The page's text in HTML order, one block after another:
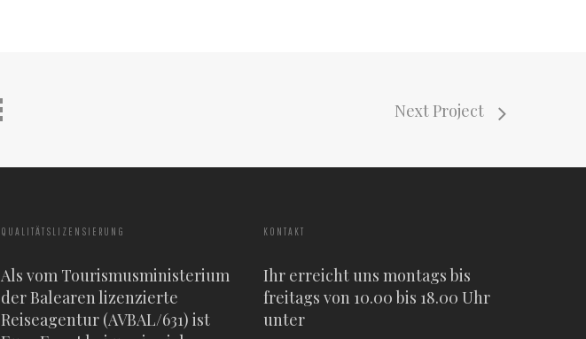
Next Project
QUALITÄTSLIZENSIERUNG
Als vom Tourismusministerium
der Balearen lizenzierte
Reiseagentur (AVBAL/631) ist
KONTAKT
Ihr erreicht uns montags bis
freitags von 10.00 bis 18.00 Uhr
unter